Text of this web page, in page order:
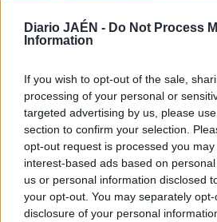
Diario JAÉN - Do Not Process
Information
If you wish to opt-out of the sale,
processing of your personal or
targeted advertising by us, please
section to confirm your selection.
opt-out request is processed you
interest-based ads based on
us or personal information disclosed
your opt-out. You may separately
disclosure of your personal